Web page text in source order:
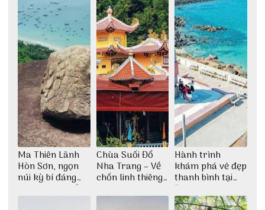
Ma Thiên Lãnh
Hòn Sơn, ngọn
núi kỳ bí đáng
khám phá nhất
Chùa Suối Đổ
Nha Trang – Về
chốn linh thiêng
thiền định
Hành trình
khám phá vẻ đẹp
thanh bình tại
Đảo Phú Quý